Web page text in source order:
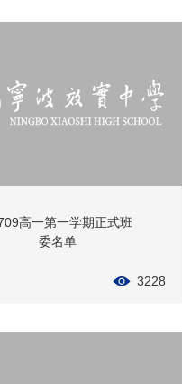
高一第一学期正式班
委名单
3228